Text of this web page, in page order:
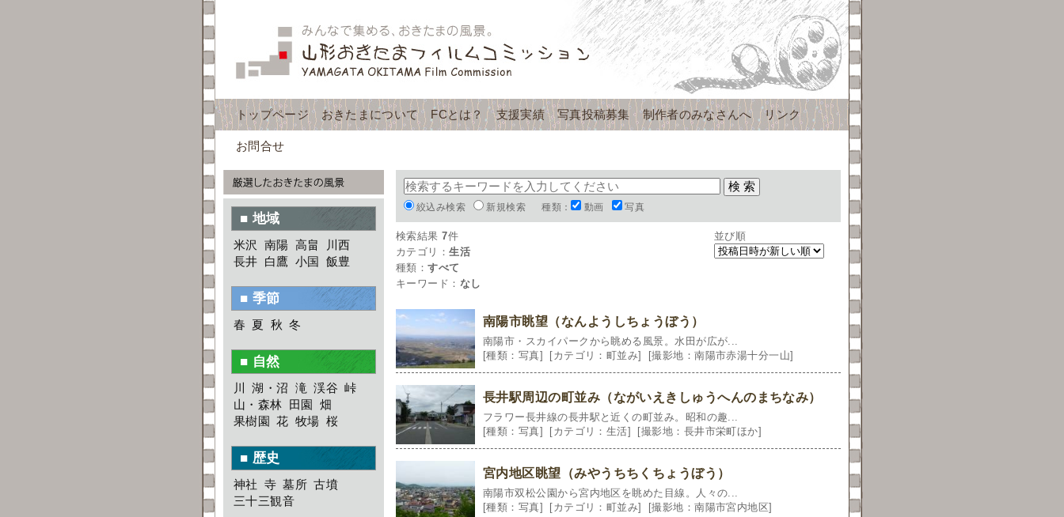
トップページ おきたまについて FCとは？ 支援実績 写真投稿募集 制作者のみなさんへ リンク
お問合せ
絞込み検索 新規検索 種類： 動画 写真
並び順
検索結果7件
カテゴリ：生活
種類：すべて
キーワード： なし
南陽市眺望（なんようしちょうぼう）
南陽市・スカイパークから眺める風景。水田が広が...
[種類：写真]
[カテゴリ：町並み] [撮影地：南陽市赤湯十分一山]
長井駅周辺の町並み（ながいえきしゅうへんのまちなみ）
フラワー長井線の長井駅と近くの町並み。昭和の趣...
[種類：写真]
[カテゴリ：生活] [撮影地：長井市栄町ほか]
宮内地区眺望（みやうちちくちょうぼう）
南陽市双松公園から宮内地区を眺めた目線。人々の...
[種類：写真]
[カテゴリ：町並み] [撮影地：南陽市宮内地区]
■ 地域
米沢 南陽 高畠
川西
長井 白鷹 小国 飯豊
■ 季節
春 夏 秋 冬
■ 自然
川 湖・沼 滝 渓谷 峠
山・森林 田園 畑
果樹園 花 牧場 桜
■ 歴史
神社 寺 墓所 古墳
三十三観音